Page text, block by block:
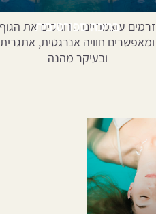
בריכה ספורטיבית
זרמים עוצמתיים הדוחפים את הגוף
ומאפשרים חוויה אנרגטית, אתגרית
ובעיקר מהנה